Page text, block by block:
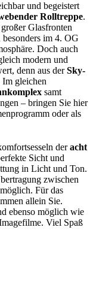
und begeistert
Rolltreppe.
Glasfronten
im 4. OG
Doch auch
modern und
denn aus derSky-
gleichen
samt
– bringen Sie hier
oder als
deracht
Sicht und
in Licht und Ton.
zwischen
Für das
allein Sie.
ebenso möglich wie
Viel Spaß